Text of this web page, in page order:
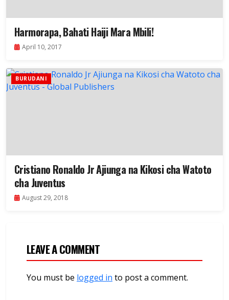
Harmorapa, Bahati Haiji Mara Mbili!
April 10, 2017
BURUDANI
Cristiano Ronaldo Jr Ajiunga na Kikosi cha Watoto
cha Juventus
August 29, 2018
LEAVE A COMMENT
You must be logged in to post a comment.